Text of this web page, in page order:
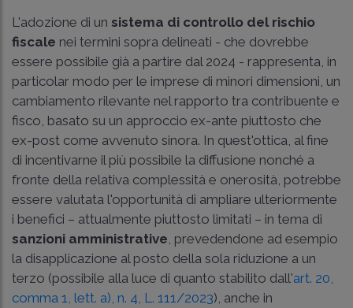
L'adozione di un sistema di controllo del rischio
fiscale nei termini sopra delineati - che dovrebbe
essere possibile già a partire dal 2024 - rappresenta, in
particolar modo per le imprese di minori dimensioni, un
cambiamento rilevante nel rapporto tra contribuente e
fisco, basato su un approccio ex-ante piuttosto che
ex-post come avvenuto sinora. In quest'ottica, al fine
di incentivarne il più possibile la diffusione nonché a
fronte della relativa complessità e onerosità, potrebbe
essere valutata l'opportunità di ampliare ulteriormente
i benefici – attualmente piuttosto limitati – in tema di
sanzioni amministrative , prevedendone ad esempio
la disapplicazione al posto della sola riduzione a un
terzo (possibile alla luce di quanto stabilito dall'art. 20,
comma 1, lett. a), n. 4, L. 111/2023), anche in